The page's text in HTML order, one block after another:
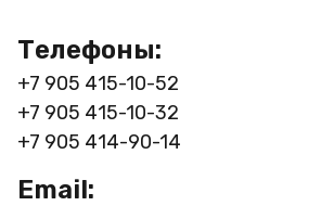
Телефоны:
+7 905 415-10-52
+7 905 415-10-32
+7 905 414-90-14
Email: